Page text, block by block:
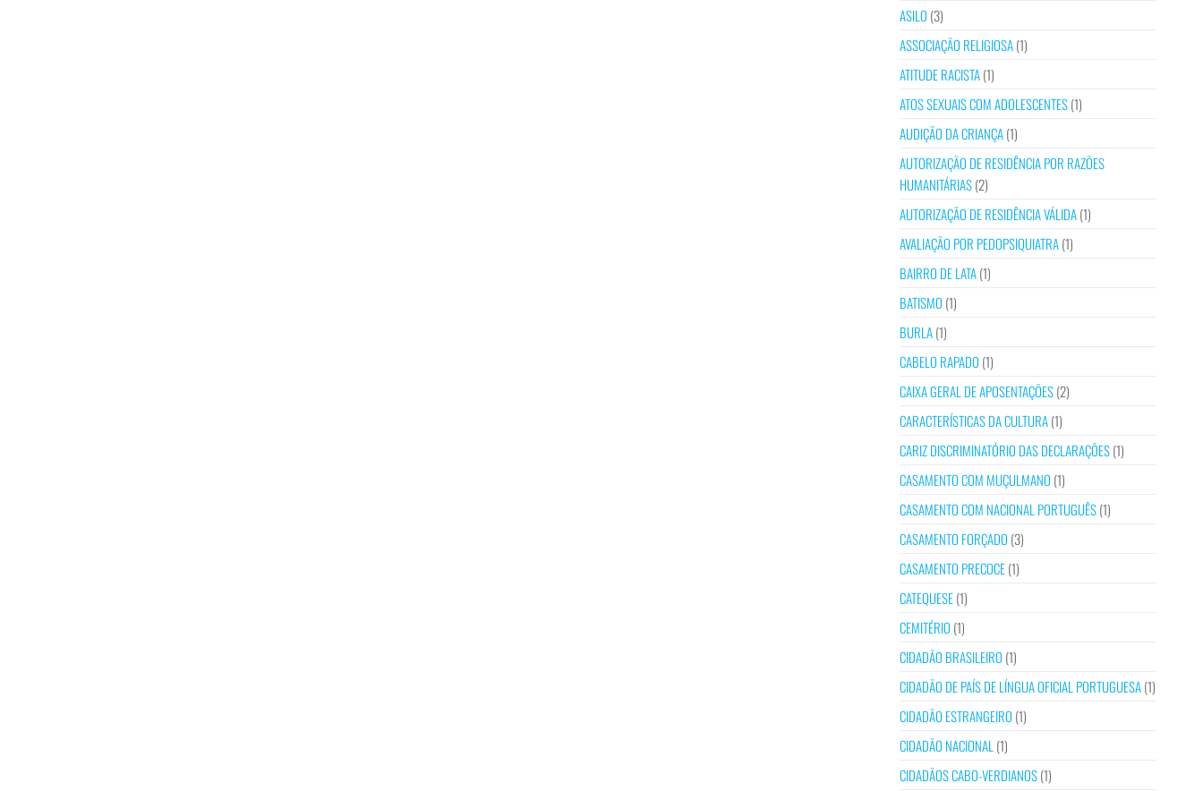
ASILO (3)
ASSOCIAÇÃO RELIGIOSA(1)
ATITUDE RACISTA(1)
ATOS SEXUAIS COM ADOLESCENTES(1)
AUDIÇÃO DA CRIANÇA(1)
AUTORIZAÇÃO DE RESIDÊNCIA POR RAZÕES
HUMANITÁRIAS(2)
AUTORIZAÇÃO DE RESIDÊNCIA VÁLIDA(1)
AVALIAÇÃO POR PEDOPSIQUIATRA(1)
BAIRRO DE LATA(1)
BATISMO (1)
BURLA(1)
CABELO RAPADO (1)
CAIXA GERAL DE APOSENTAÇÕES(2)
CARACTERÍSTICAS DA CULTURA(1)
CARIZ DISCRIMINATÓRIO DAS DECLARAÇÕES(1)
CASAMENTO COM MUÇULMANO (1)
CASAMENTO COM NACIONAL PORTUGUÊS(1)
CASAMENTO FORÇADO (3)
CASAMENTO PRECOCE(1)
CATEQUESE(1)
CEMITÉRIO (1)
CIDADÃO BRASILEIRO (1)
CIDADÃO DE PAÍS DE LÍNGUA OFICIAL PORTUGUESA(1)
CIDADÃO ESTRANGEIRO (1)
CIDADÃO NACIONAL (1)
CIDADÃOS CABO-VERDIANOS(1)